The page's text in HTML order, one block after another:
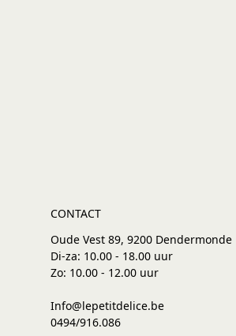
CONTACT
Oude Vest 89, 9200 Dendermonde
Di-za: 10.00 - 18.00 uur
Zo: 10.00 - 12.00 uur
Info@lepetitdelice.be
0494/916.086